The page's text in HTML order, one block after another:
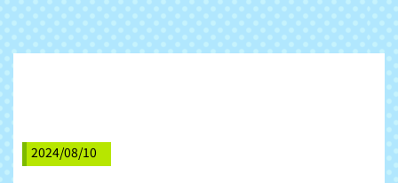
2024/08/10